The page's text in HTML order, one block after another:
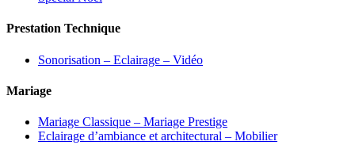
Prestation Technique
Sonorisation – Eclairage – Vidéo
Mariage
Mariage Classique – Mariage Prestige
Eclairage d’ambiance et architectural – Mobilier